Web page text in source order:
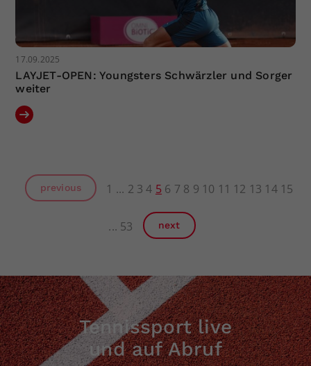
17.09.2025
LAYJET-OPEN: Youngsters Schwärzler und Sorger
weiter
previous 1 2 3 4 5 6 7 8 9 10 11 12 13 14 15
53 next
Tennissport live
und auf Abruf